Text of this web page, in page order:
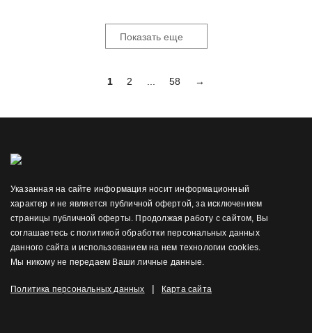
Показать еще
1 2 58 →
Указанная на сайте информация носит информационный
характер и не является публичной офертой, за исключением
страницы публичной оферты. Продолжая работу с сайтом, Вы
соглашаетесь с политикой обработки персональных данных
данного сайта и использованием на нем технологии cookies.
Мы никому не передаем Ваши личные данные.
Политика персональных данных | Карта сайта